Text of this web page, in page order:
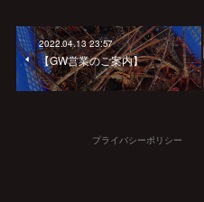
2022.04.13 23:57
【GW営業のご案内】
プライバシーポリシー